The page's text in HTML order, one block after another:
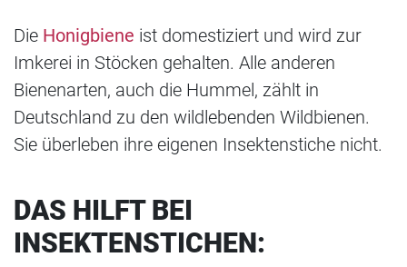
Die Honigbiene ist domestiziert und wird zur
Imkerei in Stöcken gehalten. Alle anderen
Bienenarten, auch die Hummel, zählt in
Deutschland zu den wildlebenden Wildbienen.
Sie überleben ihre eigenen Insektenstiche nicht.
DAS HILFT BEI
INSEKTENSTICHEN: